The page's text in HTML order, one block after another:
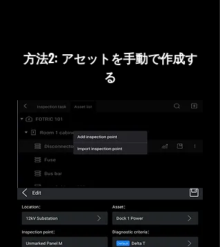
方法2: アセットを手動で作成す
る